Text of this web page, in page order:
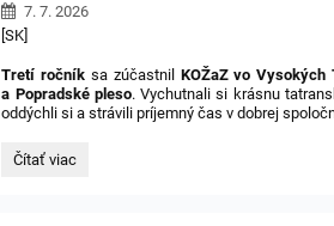
7. 7. 2026
[SK]
Tretí ročník sa zúčastnil KOŽaZ vo Vysokých
a Popradské pleso. Vychutnali si krásnu
oddýchli si a strávili príjemný čas v dobrej
KOŽaZ
Čítať viac